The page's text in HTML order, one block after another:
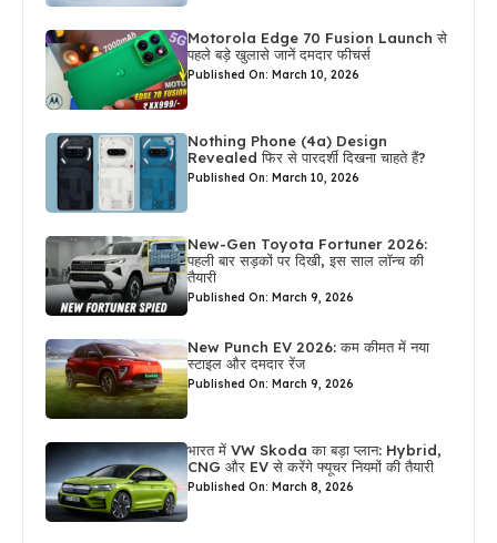
Motorola Edge 70 Fusion Launch से
पहले बड़े खुलासे जानें दमदार फीचर्स
Published On: March 10, 2026
Nothing Phone (4a) Design
Revealed फिर से पारदर्शी दिखना चाहते हैं?
Published On: March 10, 2026
New-Gen Toyota Fortuner 2026:
पहली बार सड़कों पर दिखी, इस साल लॉन्च की
तैयारी
Published On: March 9, 2026
New Punch EV 2026: कम कीमत में नया
स्टाइल और दमदार रेंज
Published On: March 9, 2026
भारत में VW Skoda का बड़ा प्लान: Hybrid,
CNG और EV से करेंगे फ्यूचर नियमों की तैयारी
Published On: March 8, 2026